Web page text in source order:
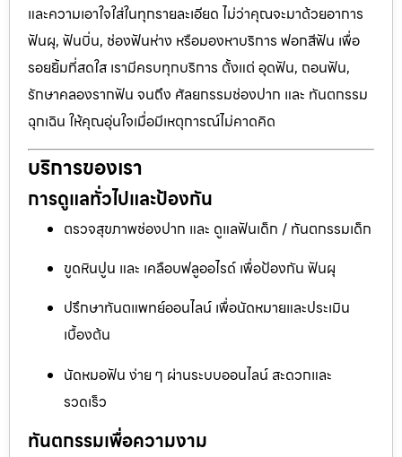
และความเอาใจใส่ในทุกรายละเอียด ไม่ว่าคุณจะมาด้วยอาการ
ฟันผุ, ฟันบิ่น, ช่องฟันห่าง หรือมองหาบริการ ฟอกสีฟัน เพื่อ
รอยยิ้มที่สดใส เรามีครบทุกบริการ ตั้งแต่ อุดฟัน, ถอนฟัน,
รักษาคลองรากฟัน จนถึง ศัลยกรรมช่องปาก และ ทันตกรรม
ฉุกเฉิน ให้คุณอุ่นใจเมื่อมีเหตุการณ์ไม่คาดคิด
บริการของเรา
การดูแลทั่วไปและป้องกัน
ตรวจสุขภาพช่องปาก และ ดูแลฟันเด็ก / ทันตกรรมเด็ก
ขูดหินปูน และ เคลือบฟลูออไรด์ เพื่อป้องกัน ฟันผุ
ปรึกษาทันตแพทย์ออนไลน์ เพื่อนัดหมายและประเมิน
เบื้องต้น
นัดหมอฟัน ง่าย ๆ ผ่านระบบออนไลน์ สะดวกและ
รวดเร็ว
ทันตกรรมเพื่อความงาม